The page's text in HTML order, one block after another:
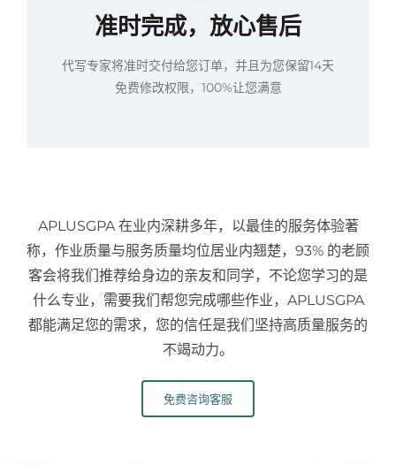
准时完成，放心售后
代写专家将准时交付给您订单，并且为您保留14天
免费修改权限，100%让您满意
APLUSGPA 在业内深耕多年，以最佳的服务体验著
称，作业质量与服务质量均位居业内翘楚，93% 的老顾
客会将我们推荐给身边的亲友和同学，不论您学习的是
什么专业，需要我们帮您完成哪些作业，APLUSGPA
都能满足您的需求，您的信任是我们坚持高质量服务的
不竭动力。
免费咨询客服